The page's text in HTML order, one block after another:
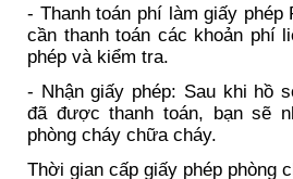
- Thanh toán phí làm giấy phép
cần thanh toán các khoản phí
phép và kiểm tra.
- Nhận giấy phép: Sau khi hồ
đã được thanh toán, bạn sẽ
phòng cháy chữa cháy.
Thời gian cấp giấy phép phòng